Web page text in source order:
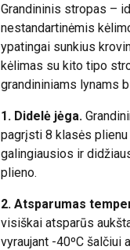
Grandininis stropas –
nestandartinėmis
ypatingai sunkius
kėlimas su kito tipo
grandininiams lynams
1. Didelė jėga.
pagrįsti 8 klasės
galingiausios ir
plieno.
2. Atsparumas
visiškai atsparūs
vyraujant -40ºC šalčiui